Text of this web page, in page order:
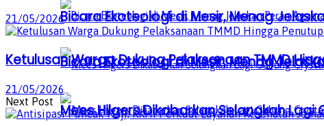
Bicara Ekoteologi di Mesir, Menag
Mees Hilgers Dikabarkan Selangkah
Bicara Ekoteologi di Mesir, Menag
21/05/2026
Ketulusan Warga Dukung Pelaksanaan TMMD
21/05/2026
Next Post